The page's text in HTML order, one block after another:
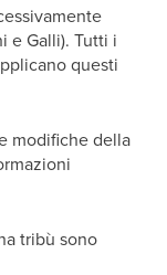
e Galli). Tutti i
questi
modifiche della
tribù sono